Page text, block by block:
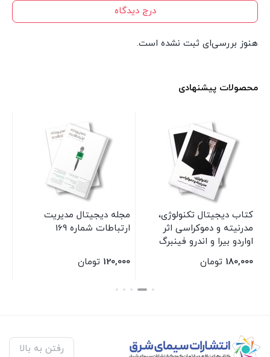
درج دیدگاه
هنوز بررسی‌ای ثبت نشده است.
محصولات پیشنهادی
کتاب دیجیتال تکنولوژی،
مدرنیته و دموکراسی اثر
اواردو بیرا و اندرو فینبرگ
انتشارات سیمای شرق
180,000 تومان
مجله دیجیتال مدیریت
ارتباطات شماره 169
120,000 تومان
بستن
رفتن به بالا